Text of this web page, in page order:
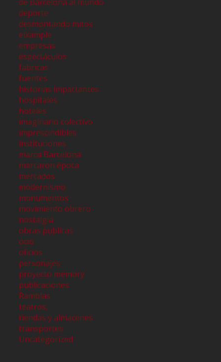
deporte
desmontando mitos
eixample
empresas
espectáculos
fabricas
fuentes
historias impactantes
hospitales
hoteles
imaginario colectivo
imprescindibles
instituciones
marca Barcelona
marcaron época
mercados
modernismo
monumentos
movimiento obrero
nostalgia
obras publicas
ocio
oficios
personajes
proyecto memory
publicaciones
Ramblas
teatros,
tiendas y almacenes
transportes
Uncategorized